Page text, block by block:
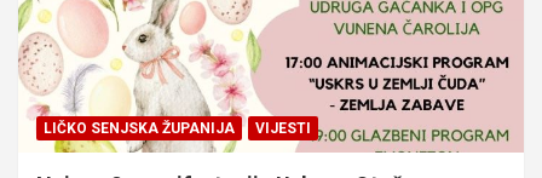
LIČKO SENJSKA ŽUPANIJA VIJESTI